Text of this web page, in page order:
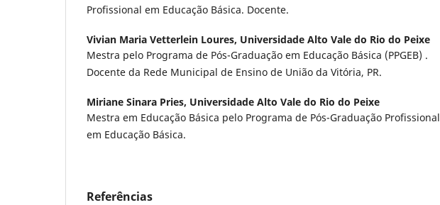
Profissional em Educação Básica. Docente.
Vivian Maria Vetterlein Loures, Universidade Alto Vale do Rio do Peixe
Mestra pelo Programa de Pós-Graduação em Educação Básica (PPGEB) .
Docente da Rede Municipal de Ensino de União da Vitória, PR.
Miriane Sinara Pries, Universidade Alto Vale do Rio do Peixe
Mestra em Educação Básica pelo Programa de Pós-Graduação Profissional
em Educação Básica.
Referências